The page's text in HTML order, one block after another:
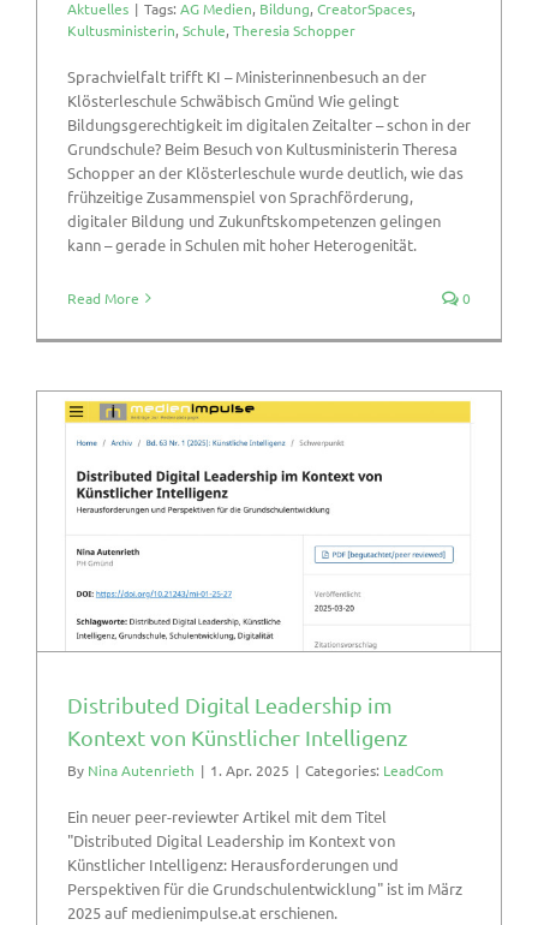
Aktuelles | Tags: AG Medien, Bildung, CreatorSpaces,
Kultusministerin, Schule, Theresia Schopper
Sprachvielfalt trifft KI – Ministerinnenbesuch an der
Klösterleschule Schwäbisch Gmünd Wie gelingt
Bildungsgerechtigkeit im digitalen Zeitalter – schon in der
Grundschule? Beim Besuch von Kultusministerin Theresa
Schopper an der Klösterleschule wurde deutlich, wie das
frühzeitige Zusammenspiel von Sprachförderung,
digitaler Bildung und Zukunftskompetenzen gelingen
kann – gerade in Schulen mit hoher Heterogenität.
Read More 0
Distributed Digital Leadership im
Kontext von Künstlicher Intelligenz
By Nina Autenrieth | 1. Apr. 2025 | Categories: LeadCom
Ein neuer peer-reviewter Artikel mit dem Titel
"Distributed Digital Leadership im Kontext von
Künstlicher Intelligenz: Herausforderungen und
Perspektiven für die Grundschulentwicklung" ist im März
2025 auf medienimpulse.at erschienen.